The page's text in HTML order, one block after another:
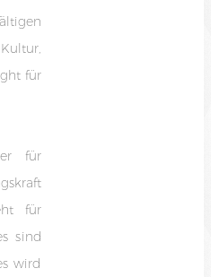
für
für
für
sind
wird